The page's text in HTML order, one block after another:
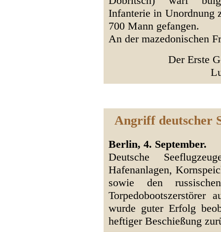
Infanterie in Unordnung
700 Mann gefangen.
An der mazedonischen
Der Erste
Angriff deutscher
Berlin, 4. September.
Deutsche
Hafenanlagen,
sowie den
Torpedobootszerstörer
wurde guter Erfolg
heftiger Beschießung